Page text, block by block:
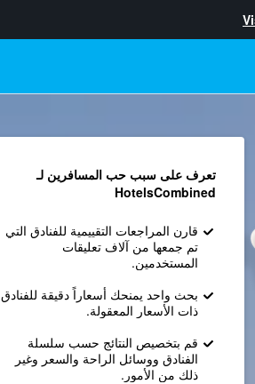
تعرف على سبب حب المسافرين لـ
HotelsCombined
قارن المراجعات التقييمية للفنادق التي
تم جمعها من آلاف تعليقات
المستخدمين.
بحث واحد يمنحك أسعاراً دقيقة للفنادق
ذات الأسعار المعقولة.
قم بتخصيص النتائج حسب سلسلة
الفنادق ووسائل الراحة والسعر وغير
ذلك من الأمور.